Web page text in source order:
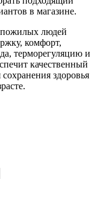
в магазине.
пожилых людей
комфорт,
терморегуляцию и
качественный
здоровья